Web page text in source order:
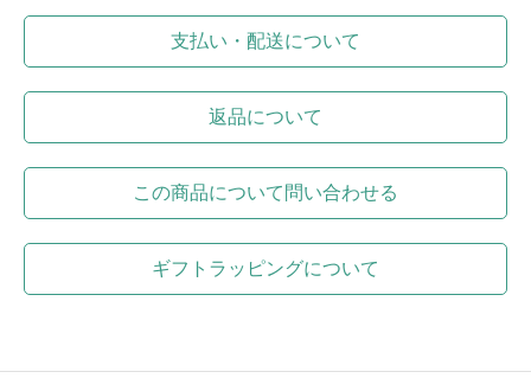
支払い・配送について
返品について
この商品について問い合わせる
ギフトラッピングについて